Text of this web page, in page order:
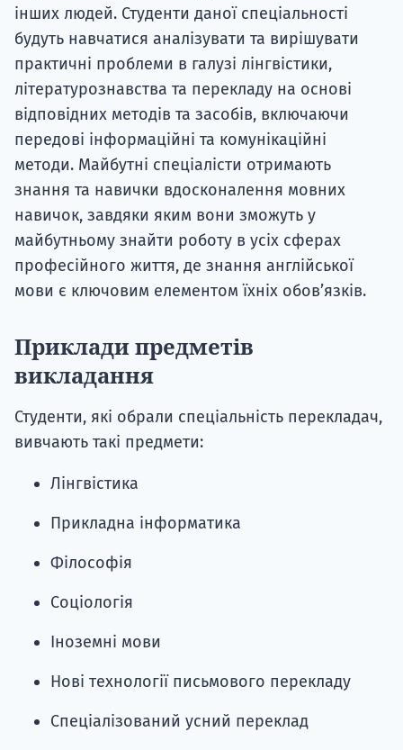
інших людей. Студенти даної спеціальності
будуть навчатися аналізувати та вирішувати
практичні проблеми в галузі лінгвістики,
літературознавства та перекладу на основі
відповідних методів та засобів, включаючи
передові інформаційні та комунікаційні
методи. Майбутні спеціалісти отримають
знання та навички вдосконалення мовних
навичок, завдяки яким вони зможуть у
майбутньому знайти роботу в усіх сферах
професійного життя, де знання англійської
мови є ключовим елементом їхніх обов’язків.
Приклади предметів
викладання
Студенти, які обрали спеціальність перекладач,
вивчають такі предмети:
Лінгвістика
Прикладна інформатика
Філософія
Соціологія
Іноземні мови
Нові технології письмового перекладу
Спеціалізований усний переклад